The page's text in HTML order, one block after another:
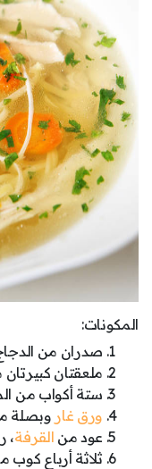
المكونات:
صدران من
ملعقتان كبيرتان
ستة أكواب من
ورق غار وبصلة
عود من القرفة،
ثلاثة أرباع كوب